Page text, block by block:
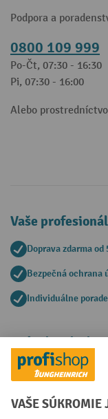
Podpora a
0800 109 999
Po-Čt, 07:30 - 16:30
Pi, 07:30 - 16:00
Alebo
Vaše
Doprava zdarma od
Bezpečná ochrana
Individuálne
Spôsoby platby
Creditcard
Faktúra